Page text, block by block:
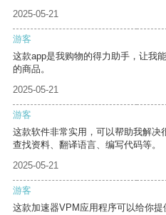
2025-05-21
游客
这款app是我购物的得力助手，让我
的商品。
2025-05-21
游客
这款软件非常实用，可以帮助我解决
查找资料、翻译语言、编写代码等。
2025-05-21
游客
这款加速器VPM应用程序可以给你